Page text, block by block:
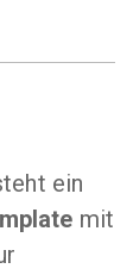
ein
mit